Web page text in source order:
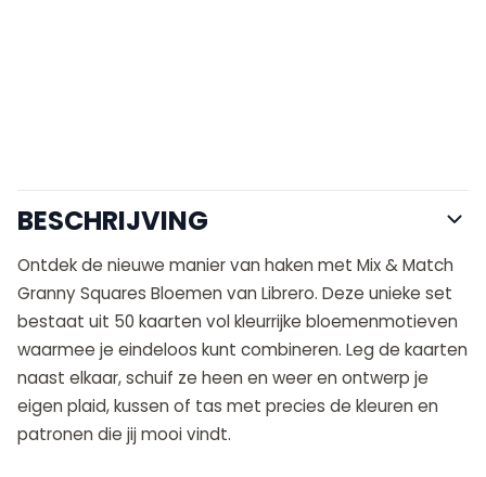
BESCHRIJVING
Ontdek de nieuwe manier van haken met Mix & Match
Granny Squares Bloemen van Librero. Deze unieke set
bestaat uit 50 kaarten vol kleurrijke bloemenmotieven
waarmee je eindeloos kunt combineren. Leg de kaarten
naast elkaar, schuif ze heen en weer en ontwerp je
eigen plaid, kussen of tas met precies de kleuren en
patronen die jij mooi vindt.